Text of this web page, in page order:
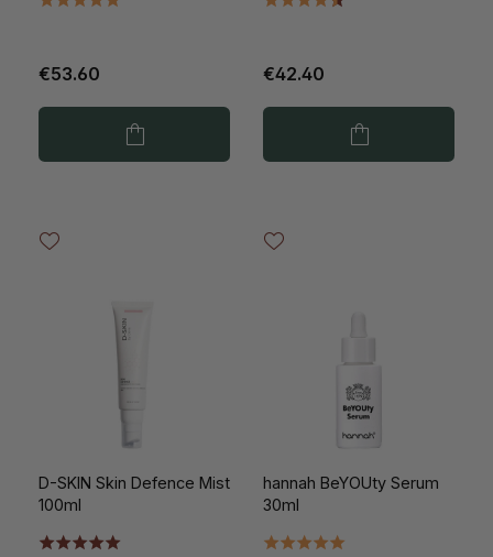
€53.60 €42.40
D-SKIN Skin Defence Mist
100ml
hannah BeYOUty Serum
30ml